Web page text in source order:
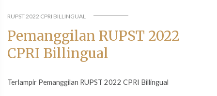
RUPST 2022 CPRI BILLINGUAL
Pemanggilan RUPST 2022
CPRI Billingual
Terlampir Pemanggilan RUPST 2022 CPRI Billingual